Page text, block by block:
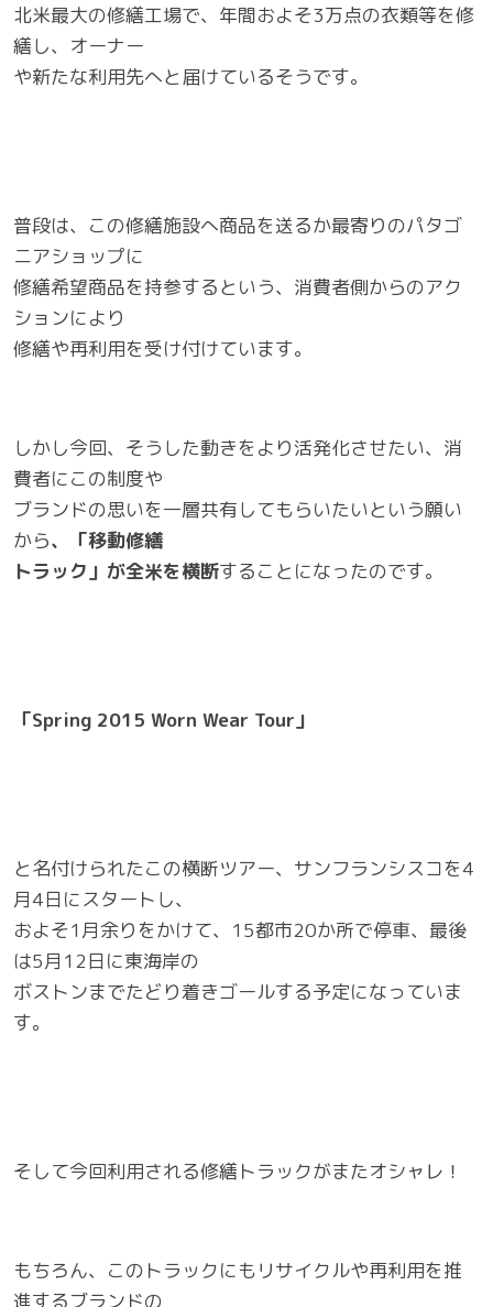
北米最大の修繕工場で、年間およそ3万点の衣類等を修
繕し、オーナー
や新たな利用先へと届けているそうです。
普段は、この修繕施設へ商品を送るか最寄りのパタゴ
ニアショップに
修繕希望商品を持参するという、消費者側からのアク
ションにより
修繕や再利用を受け付けています。
しかし今回、そうした動きをより活発化させたい、消
費者にこの制度や
ブランドの思いを一層共有してもらいたいという願い
から、「移動修繕
トラック」が全米を横断することになったのです。
「Spring 2015 Worn Wear Tour」
と名付けられたこの横断ツアー、サンフランシスコを4
月4日にスタートし、
およそ1月余りをかけて、15都市20か所で停車、最後
は5月12日に東海岸の
ボストンまでたどり着きゴールする予定になっていま
す。
そして今回利用される修繕トラックがまたオシャレ！
もちろん、このトラックにもリサイクルや再利用を推
進するブランドの